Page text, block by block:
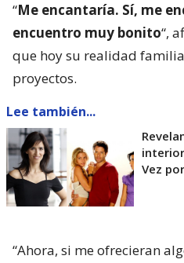
“Me encantaría. Sí, me
encuentro muy bonito“,
que hoy su realidad
proyectos.
Lee también...
Vez
“Ahora, si me ofrecieran